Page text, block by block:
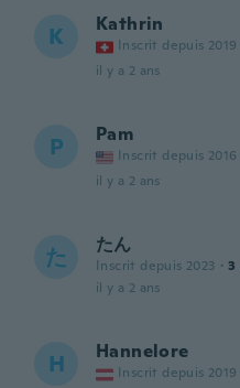
K Kathrin
Inscrit depuis 2019
il y a 2 ans
P Pam
Inscrit depuis 2016
il y a 2 ans
た たん
Inscrit depuis 2023 · 3
il y a 2 ans
H Hannelore
Inscrit depuis 2019